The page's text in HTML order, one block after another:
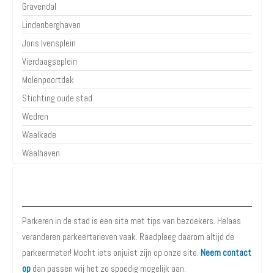
Gravendal
Lindenberghaven
Joris Ivensplein
Vierdaagseplein
Molenpoortdak
Stichting oude stad
Wedren
Waalkade
Waalhaven
Parkeren in de stad is een site met tips van bezoekers. Helaas
veranderen parkeertarieven vaak. Raadpleeg daarom altijd de
parkeermeter! Mocht iets onjuist zijn op onze site. Neem contact
op dan passen wij het zo spoedig mogelijk aan.